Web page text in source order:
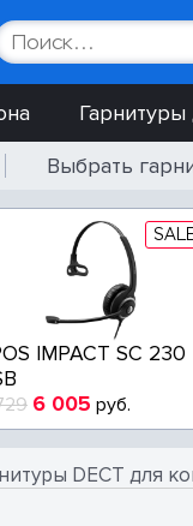
Выбрать
IMPACT SC 230
6 005 руб.
DECT для